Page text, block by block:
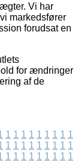
Vi har
markedsfører
forudsat en
for ændringer
af de
1 1 1 1 1 1 1 1 1
1 1 1 1 1 1 1 1 1
1 1 1 1 1 1 1 1 1